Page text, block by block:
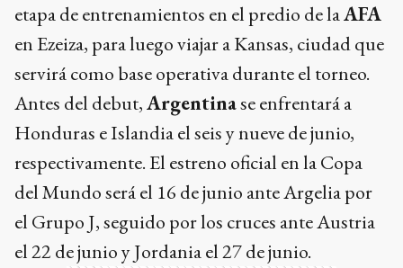
etapa de entrenamientos en el predio de laAFA
en Ezeiza, para luego viajar a Kansas, ciudad que
servirá como base operativa durante el torneo.
Antes del debut,Argentinase enfrentará a
Honduras e Islandia el seis y nueve de junio,
respectivamente. El estreno oficial en la Copa
del Mundo será el 16 de junio ante Argelia por
el Grupo J, seguido por los cruces ante Austria
el 22 de junio y Jordania el 27 de junio.